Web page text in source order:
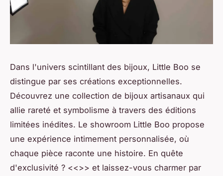
Dans l'univers scintillant des bijoux, Little Boo se
distingue par ses créations exceptionnelles.
Découvrez une collection de bijoux artisanaux qui
allie rareté et symbolisme à travers des éditions
limitées inédites. Le showroom Little Boo propose
une expérience intimement personnalisée, où
chaque pièce raconte une histoire. En quête
d'exclusivité ? << >> et laissez-vous charmer par